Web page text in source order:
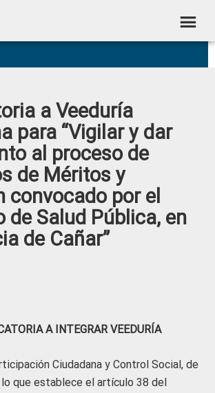
a Veeduría
para “Vigilar y dar
al proceso de
de Méritos y
convocado por el
de Salud Pública, en
de Cañar”
A INTEGRAR VEEDURÍA
Ciudadana y Control Social, de
que establece el artículo 38 del